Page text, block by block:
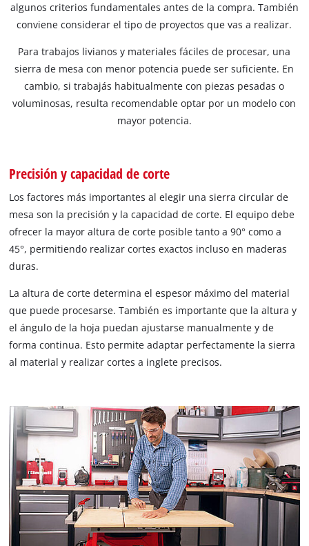
algunos criterios fundamentales antes de la compra. También
conviene considerar el tipo de proyectos que vas a realizar.
Para trabajos livianos y materiales fáciles de procesar, una
sierra de mesa con menor potencia puede ser suficiente. En
cambio, si trabajás habitualmente con piezas pesadas o
voluminosas, resulta recomendable optar por un modelo con
mayor potencia.
Precisión y capacidad de corte
Los factores más importantes al elegir una sierra circular de
mesa son la precisión y la capacidad de corte. El equipo debe
ofrecer la mayor altura de corte posible tanto a 90° como a
45°, permitiendo realizar cortes exactos incluso en maderas
duras.
La altura de corte determina el espesor máximo del material
que puede procesarse. También es importante que la altura y
el ángulo de la hoja puedan ajustarse manualmente y de
forma continua. Esto permite adaptar perfectamente la sierra
al material y realizar cortes a inglete precisos.